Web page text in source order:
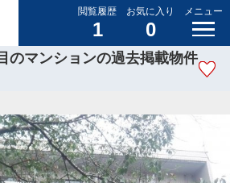
閲覧履歴
1
お気に入り
0
メニュー
のマンションの過去掲載物件